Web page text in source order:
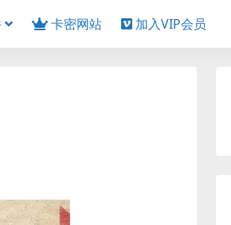
卡密网站 加入VIP会员